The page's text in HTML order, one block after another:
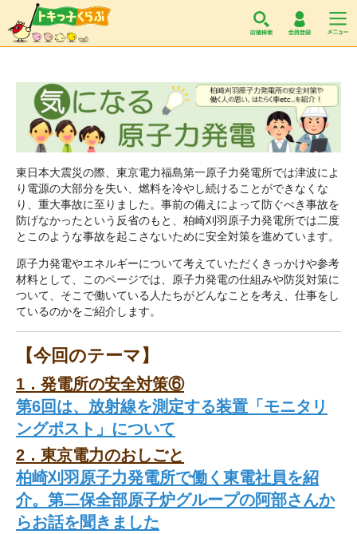
東日本大震災の際、東京電力福島第一原子力発電所では津波によ
り電源の大部分を失い、燃料を冷やし続けることができなくな
り、重大事故に至りました。事前の備えによって防ぐべき事故を
防げなかったという反省のもと、柏崎刈羽原子力発電所では二度
とこのような事故を起こさないために安全対策を進めています。
原子力発電やエネルギーについて考えていただくきっかけや参考
材料として、このページでは、原子力発電の仕組みや防災対策に
ついて、そこで働いている人たちがどんなことを考え、仕事をし
ているのかをご紹介します。
【今回のテーマ】
1．発電所の安全対策⑥
第6回は、放射線を測定する装置「モニタリ
ングポスト」について
2．東京電力のおしごと
柏崎刈羽原子力発電所で働く東電社員を紹
介。第二保全部原子炉グループの阿部さんか
らお話を聞きました